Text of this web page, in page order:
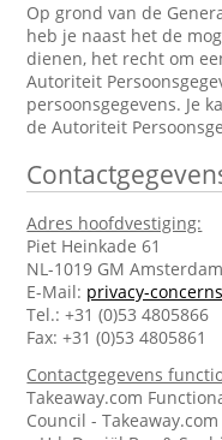
Op grond van de
heb je naast het de
dienen, het recht om
Autoriteit
persoonsgegevens. Je
de Autoriteit
Adres hoofdvestiging:
Piet Heinkade 61
NL-1019 GM Amsterdam
E-Mail: privacy-
Tel.: +31 (0)53 4805866
Fax: +31 (0)53 4805861
Contactgegevens
Takeaway.com
Council - Takeaway.com